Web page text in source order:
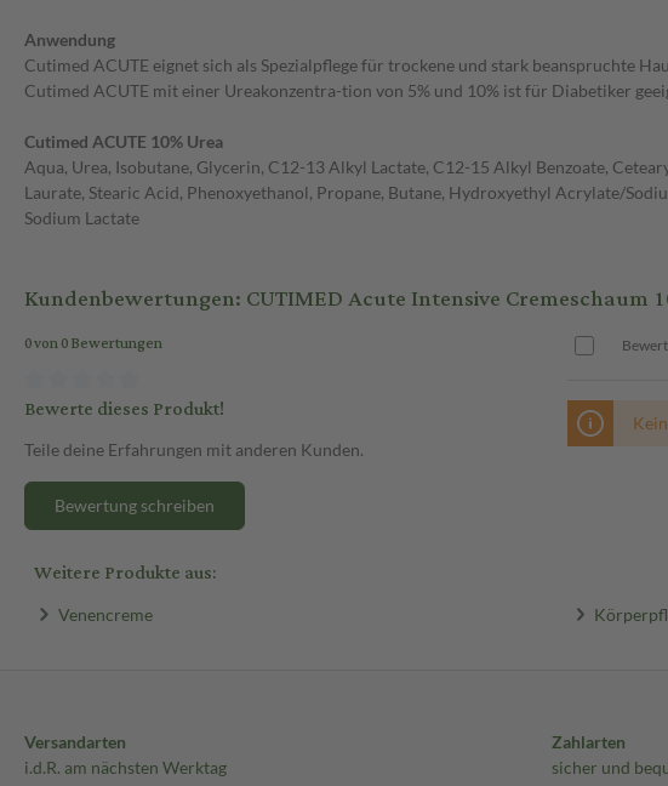
Anwendung
Cutimed ACUTE eignet sich als Spezialpflege für trockene und stark beanspruchte
Cutimed ACUTE mit einer Ureakonzentra-tion von 5% und 10% ist für Diabetiker
Cutimed ACUTE 10% Urea
Aqua, Urea, Isobutane, Glycerin, C12-13 Alkyl Lactate, C12-15 Alkyl Benzoate,
Laurate, Stearic Acid, Phenoxyethanol, Propane, Butane, Hydroxyethyl Acrylate/
Sodium Lactate
Kundenbewertungen: CUTIMED Acute Intensive Cremeschaum
0 von 0 Bewertungen
Bewerte dieses Produkt!
Teile deine Erfahrungen mit anderen Kunden.
Bewertung schreiben
Weitere Produkte aus:
Venencreme
Versandarten
i.d.R. am nächsten Werktag
Zahlarten
sicher und